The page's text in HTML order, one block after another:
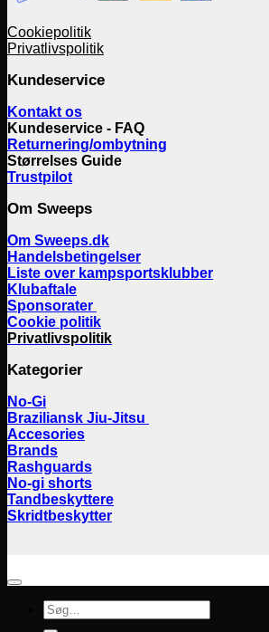
Cookiepolitik
Privatlivspolitik
Kundeservice
Kontakt os
Kundeservice - FAQ
Returnering/ombytning
Størrelses Guide
Trustpilot
Om Sweeps
Om Sweeps.dk
Handelsbetingelser
Liste over kampsportsklubber
Klubaftale
Sponsorater
Cookie politik
Privatlivspolitik
Kategorier
No-Gi
Braziliansk Jiu-Jitsu
Accesories
Brands
Rashguards
No-gi shorts
Tandbeskyttere
Skridtbeskytter
Søg
efter: